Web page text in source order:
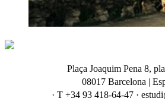
Plaça Joaquim Pena 8,
08017 Barcelona |
· T +34 93 418-64-47 ·